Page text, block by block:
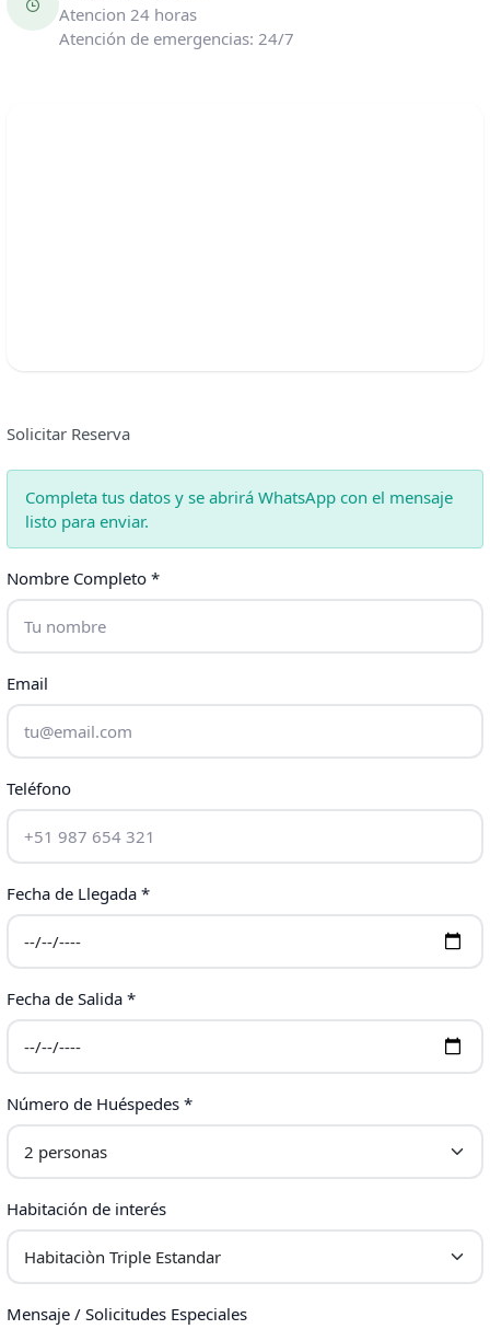
Atencion 24 horas
Atención de emergencias: 24/7
Solicitar Reserva
Completa tus datos y se abrirá WhatsApp con el mensaje
listo para enviar.
Nombre Completo *
Email
Teléfono
Fecha de Llegada *
Fecha de Salida *
Número de Huéspedes *
Habitación de interés
Mensaje / Solicitudes Especiales